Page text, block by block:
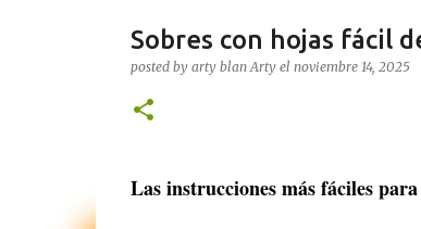
Sobres con hojas fácil
posted by arty blanArty el noviembre 14, 2025
Las instrucciones más fáciles